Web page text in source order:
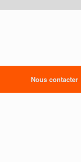
Nous contacter